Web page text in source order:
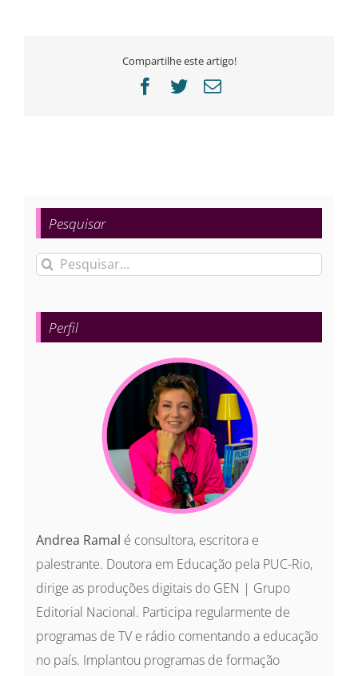
Compartilhe este artigo!
Facebook
Twitter
E-
Pesquisar
Buscar
para:
Perfil
Andrea Ramal é consultora, escritora e
palestrante. Doutora em Educação pela PUC-Rio,
dirige as produções digitais do GEN | Grupo
Editorial Nacional. Participa regularmente de
programas de TV e rádio comentando a educação
no país. Implantou programas de formação